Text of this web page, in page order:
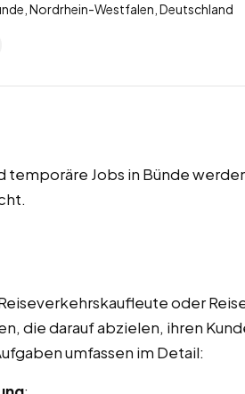
Nordrhein-Westfalen, Deutschland
temporäre Jobs in Bünde
oder
die darauf abzielen, ihren
umfassen im Detail: